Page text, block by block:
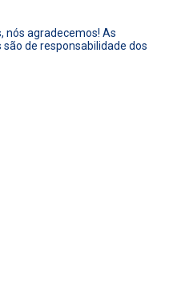
nós agradecemos! As
de responsabilidade dos